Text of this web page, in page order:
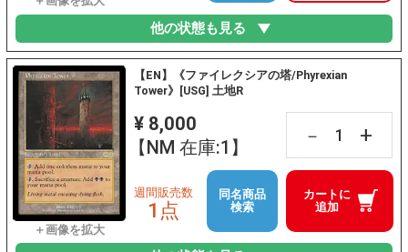
他の状態も見る
【EN】《ファイレクシアの塔/Phyrexian
Tower》[USG] 土地R
¥ 8,000
【NM 在庫:1】
－ +
カートに
追加
週間販売数
1点
同名商品
検索